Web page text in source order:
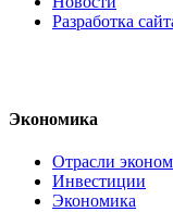
Разработка
Экономика
Отрасли
Инвестиции
Экономика